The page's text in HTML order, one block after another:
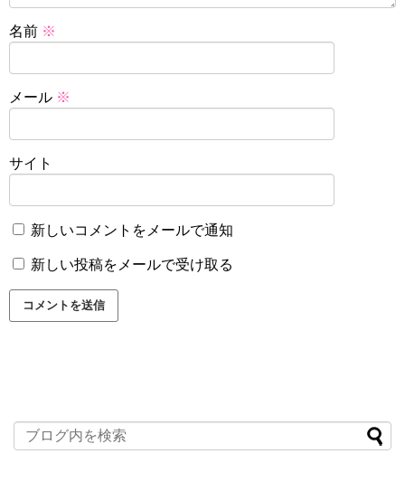
名前 ※
メール ※
サイト
新しいコメントをメールで通知
新しい投稿をメールで受け取る